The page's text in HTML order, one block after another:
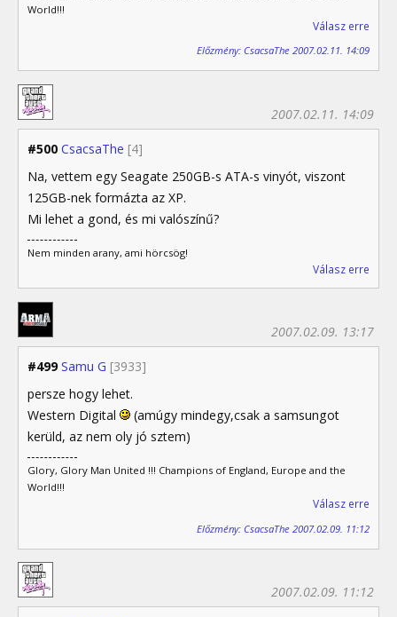
World!!!
Válasz erre
Előzmény: CsacsaThe 2007.02.11. 14:09
#500 CsacsaThe [4]
2007.02.11. 14:09
Na, vettem egy Seagate 250GB-s ATA-s vinyót, viszont
125GB-nek formázta az XP.
Mi lehet a gond, és mi valószínű?
Nem minden arany, ami hörcsög!
Válasz erre
#499 Samu G [3933]
2007.02.09. 13:17
persze hogy lehet.
Western Digital
(amúgy mindegy,csak a samsungot
kerüld, az nem oly jó sztem)
Glory, Glory Man United !!! Champions of England, Europe and the
World!!!
Válasz erre
Előzmény: CsacsaThe 2007.02.09. 11:12
2007.02.09. 11:12